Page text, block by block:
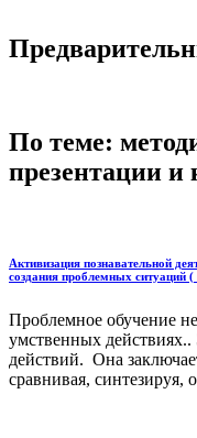
По теме:
презентации и
Активизация познавательной
создания проблемных ситуаций
Проблемное обучение
умственных
действий. Она
сравнивая, синтезируя,